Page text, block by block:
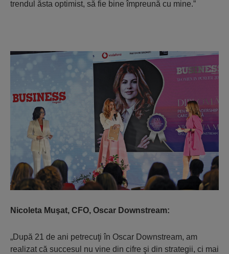
trendul ăsta optimist, să fie bine împreună cu mine.”
Nicoleta Muşat, CFO, Oscar Downstream:
„După 21 de ani petrecuţi în Oscar Downstream, am
realizat că succesul nu vine din cifre şi din strategii, ci mai